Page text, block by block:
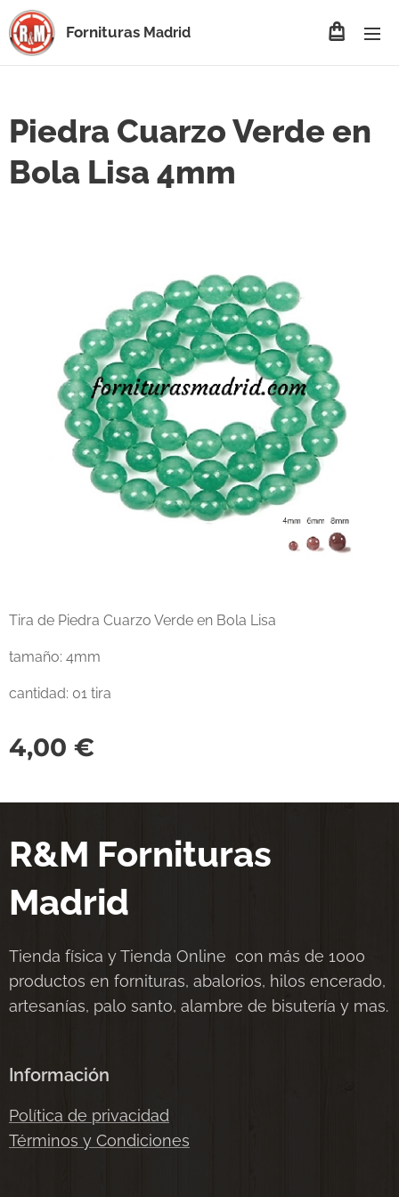
Fornituras Madrid
Piedra Cuarzo Verde en
Bola Lisa 4mm
Tira de Piedra Cuarzo Verde en Bola Lisa
tamaño: 4mm
cantidad: 01 tira
4,00 €
R&M Fornituras
Madrid
Tienda física y Tienda Online con más de 1000
productos en fornituras, abalorios, hilos encerado,
artesanías, palo santo, alambre de bisutería y mas.
Información
Política de privacidad
Términos y Condiciones